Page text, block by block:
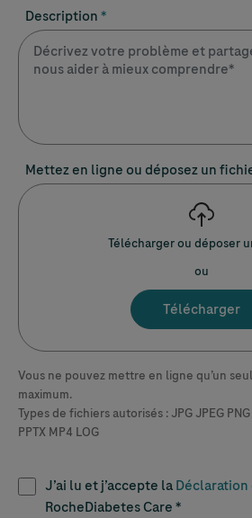
Description
Mettez en ligne ou déposez un
Télécharger ou déposer
ou
Télécharger
Vous ne pouvez mettre en ligne qu’un
maximum.
Types de fichiers autorisés : JPG JPEG PNG
PPTX MP4 LOG
Term & Conditions
J’ai lu et j’accepte la
RocheDiabetes Care *